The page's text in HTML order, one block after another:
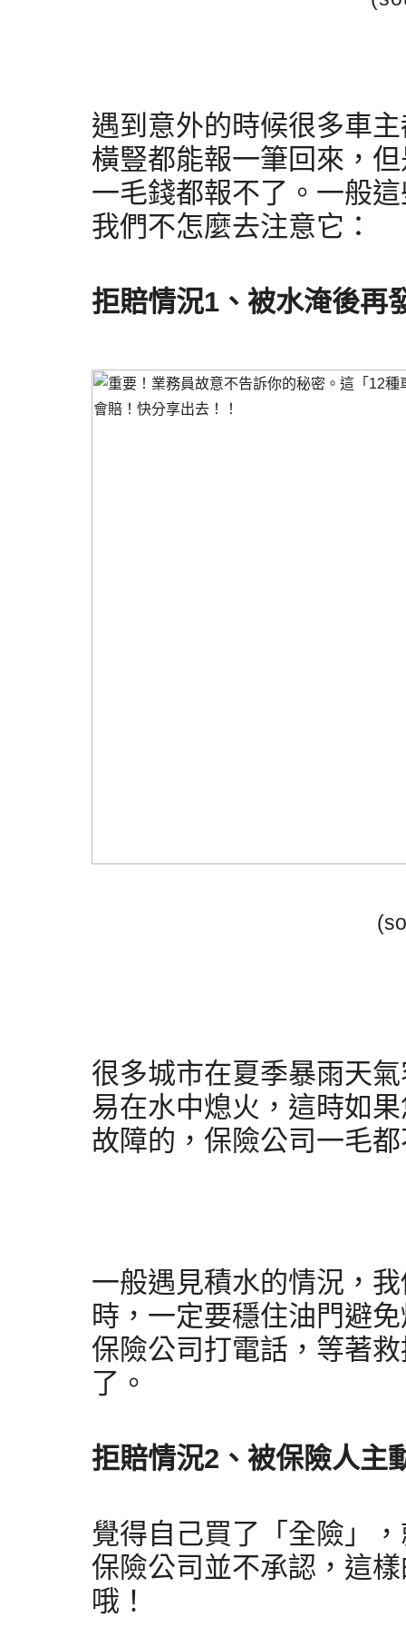
遇到意外的時候很多車
橫豎都能報一筆回來，
一毛錢都報不了。一般
我們不怎麼去注意它：
拒賠情況1、被水淹後再
很多城市在夏季暴雨天
易在水中熄火，這時如
故障的，保險公司一毛
一般遇見積水的情況，
時，一定要穩住油門避
保險公司打電話，等著
了。
拒賠情況2、被保險人主
覺得自己買了「全險」
保險公司並不承認，這
哦！